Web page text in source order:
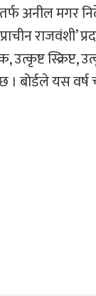
अनील मगर
उत्कृष्ट स्क्रिप्ट,
यस वर्ष